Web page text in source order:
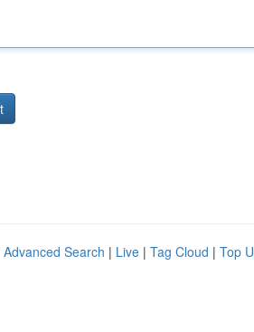
Advanced Search | Live | Tag Cloud | Top